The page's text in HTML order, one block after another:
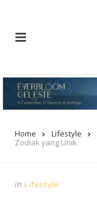
Home Lifestyle
Zodiak yang Unik
Categories
Posted
in Lifestyle